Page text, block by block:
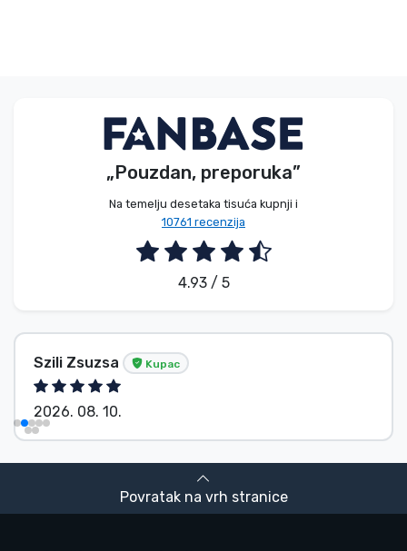
„Pouzdan, preporuka”
Na temelju desetaka tisuća kupnji i
10761 recenzija
4.93 / 5
Szili Zsuzsa Kupac
2026. 08. 10.
Povratak na vrh stranice